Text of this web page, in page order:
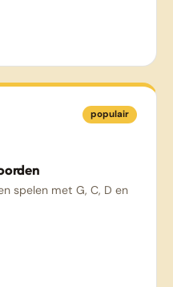
populair
spelen met G, C, D en